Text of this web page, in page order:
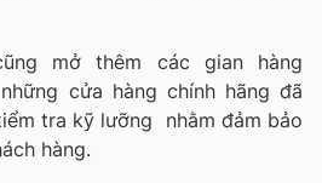
mở thêm các gian hàng
cửa hàng chính hãng đã
tra kỹ lưỡng nhằm đảm bảo
hàng.